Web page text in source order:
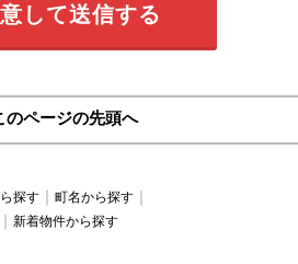
して送信する
のページの先頭へ
探す
町名から探す
新着物件から探す